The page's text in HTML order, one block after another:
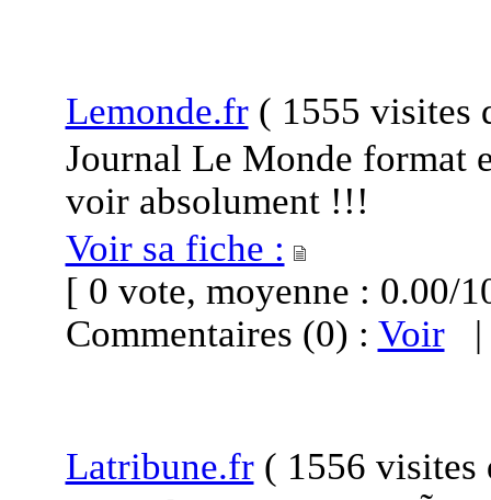
Lemonde.fr( 1555 visites
Journal Le Monde format
voir absolument !!!
Voir sa fiche :
[ 0 vote, moyenne :
Commentaires (0) : Voir
Latribune.fr( 1556 visites